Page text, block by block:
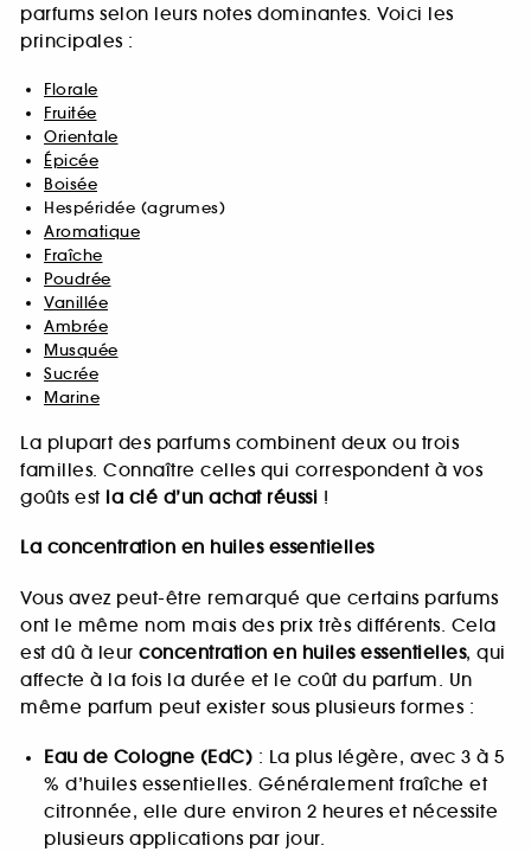
parfums selon leurs notes dominantes. Voici les
principales :
Florale
Fruitée
Orientale
Épicée
Boisée
Hespéridée (agrumes)
Aromatique
Fraîche
Poudrée
Vanillée
Ambrée
Musquée
Sucrée
Marine
La plupart des parfums combinent deux ou trois
familles. Connaître celles qui correspondent à vos
goûts est la clé d’un achat réussi !
La concentration en huiles essentielles
Vous avez peut-être remarqué que certains parfums
ont le même nom mais des prix très différents. Cela
est dû à leur concentration en huiles essentielles, qui
affecte à la fois la durée et le coût du parfum. Un
même parfum peut exister sous plusieurs formes :
Eau de Cologne (EdC) : La plus légère, avec 3 à 5
% d’huiles essentielles. Généralement fraîche et
citronnée, elle dure environ 2 heures et nécessite
plusieurs applications par jour.